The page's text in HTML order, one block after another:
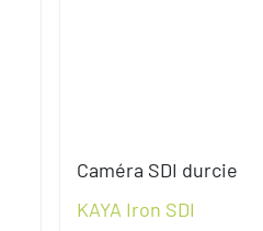
Caméra SDI durcie
KAYA Iron SDI